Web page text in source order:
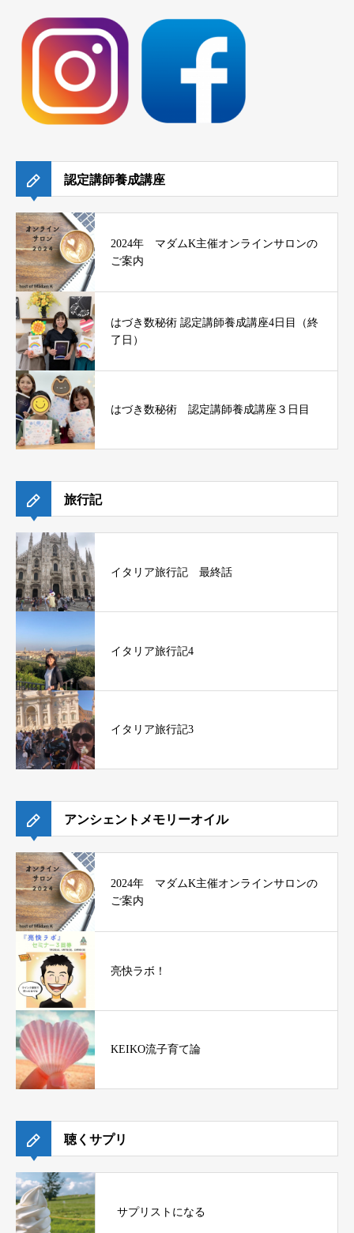
認定講師養成講座
2024年 マダムK主催オンラインサロンの
ご案内
はづき数秘術 認定講師養成講座4日目（終
了日）
はづき数秘術 認定講師養成講座３日目
旅行記
イタリア旅行記 最終話
イタリア旅行記4
イタリア旅行記3
アンシェントメモリーオイル
2024年 マダムK主催オンラインサロンの
ご案内
亮快ラボ！
KEIKO流子育て論
聴くサプリ
サプリストになる